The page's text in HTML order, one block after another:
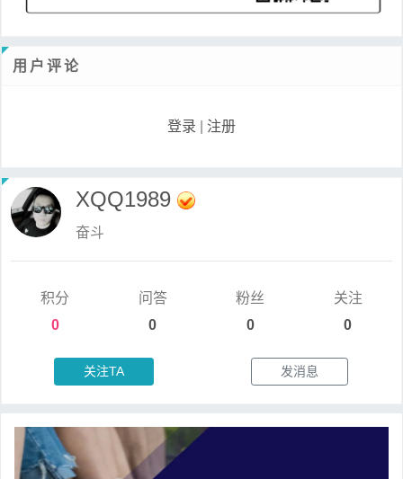
用户评论
登录 注册
XQQ1989
奋斗
积分
0
问答
0
粉丝
0
关注
0
关注TA 发消息